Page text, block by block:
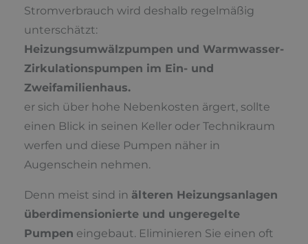
Stromverbrauch wird deshalb regelmäßig
unterschätzt:
Heizungsumwälzpumpen und Warmwasser-
Zirkulationspumpen im Ein- und
Zweifamilienhaus.
er sich über hohe Nebenkosten ärgert, sollte
einen Blick in seinen Keller oder Technikraum
werfen und diese Pumpen näher in
Augenschein nehmen.
Denn meist sind in älteren Heizungsanlagen
überdimensionierte und ungeregelte
Pumpen eingebaut. Eliminieren Sie einen oft